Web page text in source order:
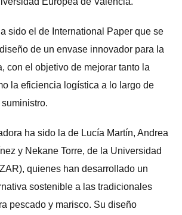
sido el de International Paper que se
de un envase innovador para la
con el objetivo de mejorar tanto la
la eficiencia logística a lo largo de
ha sido la de Lucía Martín, Andrea
y Nekane Torre, de la Universidad
quienes han desarrollado un
sostenible a las tradicionales
pescado y marisco. Su diseño